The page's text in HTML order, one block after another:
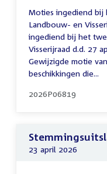
Moties ingediend
Landbouw- en
ingediend bij het
Visserijraad d.d. 27
Gewijzigde motie
beschikkingen die...
2026P06819
23 april 2026